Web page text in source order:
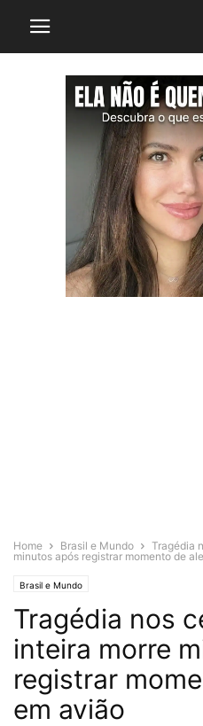
Home Brasil e Mundo
Tragédia
minutos após registrar momento de
Brasil e Mundo
Tragédia nos
inteira morre
registrar
em avião